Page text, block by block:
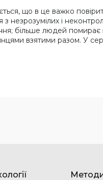
що в це важко
незрозумілих і
більше людей помирає
взятими разом. У